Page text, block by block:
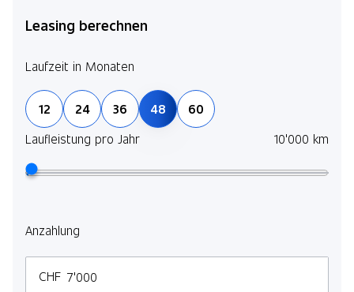
Leasing berechnen
Laufzeit in Monaten
12 24 36 48
60
Laufleistung pro Jahr
10'000 km
Anzahlung
CHF